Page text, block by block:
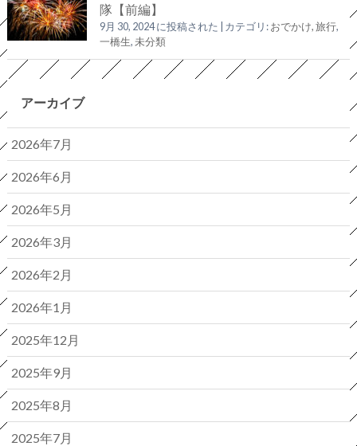
隊【前編】
9月 30, 2024 に投稿された カテゴリ:おでかけ, 旅行,
一橋生, 未分類
アーカイブ
2026年7月
2026年6月
2026年5月
2026年3月
2026年2月
2026年1月
2025年12月
2025年9月
2025年8月
2025年7月